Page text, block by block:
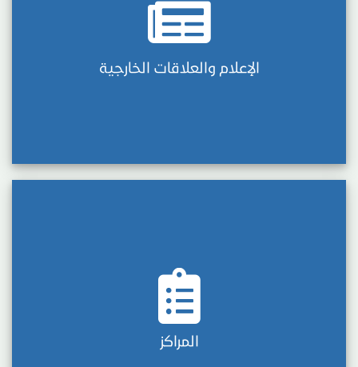
الإعلام والعلاقات الخارجية
المراكز